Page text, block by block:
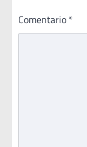
Comentario *